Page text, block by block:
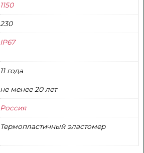
1150
230
IP67
11 года
не менее 20 лет
Россия
Термопластичный эластомер